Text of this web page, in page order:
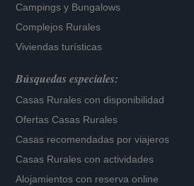
Campings y Bungalows
Complejos Rurales
Viviendas turísticas
Búsquedas especiales:
Casas Rurales con disponibilidad
Ofertas Casas Rurales
Casas recomendadas por viajeros
Casas Rurales con actividades
Alojamientos con reserva online